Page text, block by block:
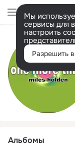
Мы
сервисы для
настроить
Разрешить
Альбомы